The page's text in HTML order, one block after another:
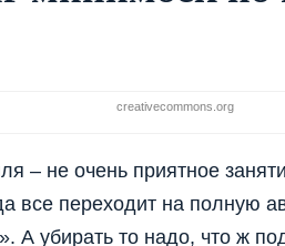
creativecommons.org
– не очень приятное
все переходит на полную
А убирать то надо, что ж